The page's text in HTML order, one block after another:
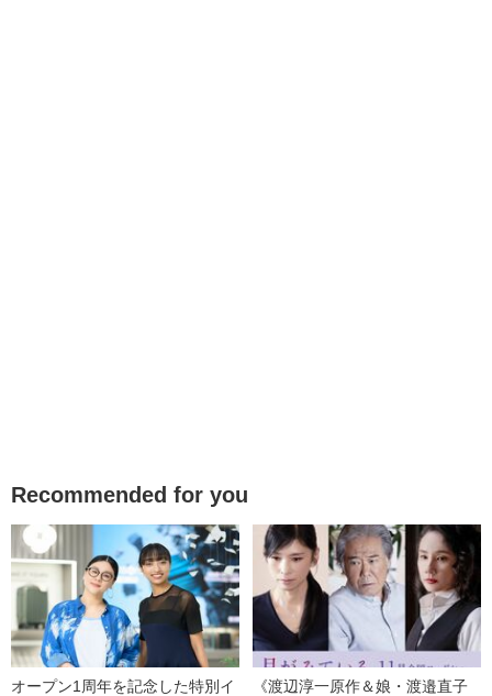
Recommended for you
オープン1周年を記念した特別イ
《渡辺淳一原作＆娘・渡邉直子